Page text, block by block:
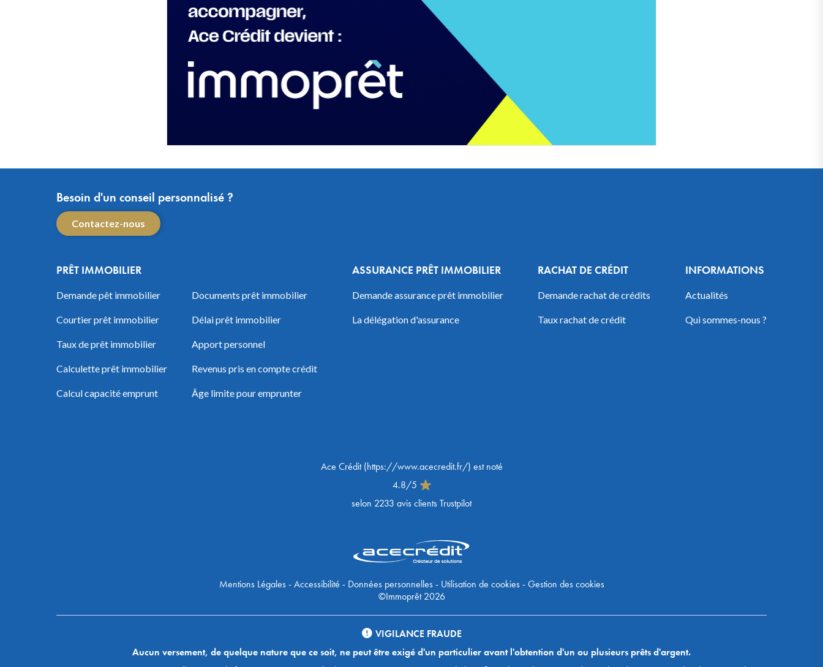
Besoin d'un conseil personnalisé ?
Contactez-nous
PRÊT IMMOBILIER
Demande pêt immobilier
Courtier prêt immobilier
Taux de prêt immobilier
Calculette prêt immobilier
Calcul capacité emprunt
Documents prêt immobilier
Délai prêt immobilier
Apport personnel
Revenus pris en compte crédit
Âge limite pour emprunter
ASSURANCE PRÊT IMMOBILIER
Demande assurance prêt immobilier
La délégation d'assurance
RACHAT DE CRÉDIT
Demande rachat de crédits
Taux rachat de crédit
INFORMATIONS
Actualités
Qui sommes-nous ?
Ace Crédit(https://www.acecredit.fr/) est noté
4.8/5
selon 2233 avis clients Trustpilot
Mentions Légales-Accessibilité - Données personnelles- Utilisation de cookies-Gestion des cookies
©Immoprêt 2026
VIGILANCE FRAUDE
Aucun versement, de quelque nature que ce soit, ne peut être exigé d'un particulier avant l'obtention d'un ou plusieurs prêts d'argent.